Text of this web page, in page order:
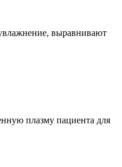
выравнивают
плазму пациента для